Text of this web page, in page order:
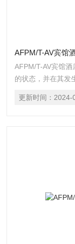
AFPM/T-AV宾馆
AFPM/T-AV宾馆
的状态，并在其发
更新时间： 2024-